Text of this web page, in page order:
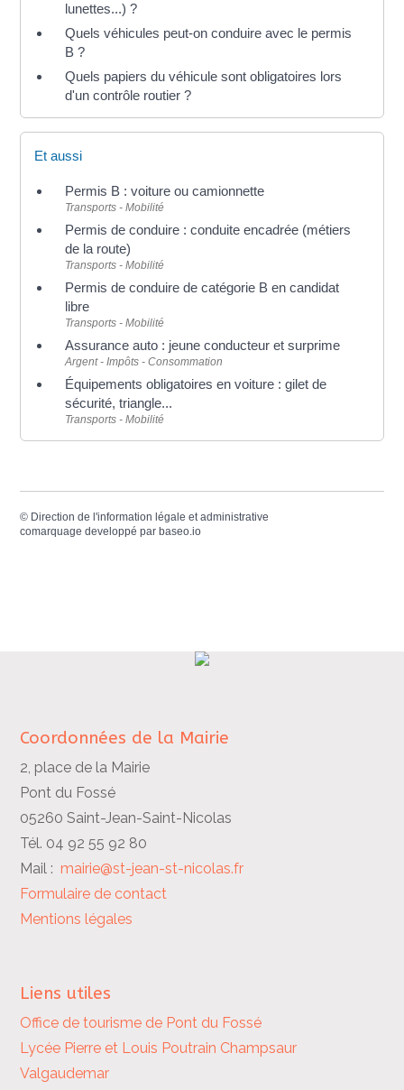
lunettes...) ?
Quels véhicules peut-on conduire avec le permis
B ?
Quels papiers du véhicule sont obligatoires lors
d'un contrôle routier ?
Et aussi
Permis B : voiture ou camionnette
Transports - Mobilité
Permis de conduire : conduite encadrée (métiers
de la route)
Transports - Mobilité
Permis de conduire de catégorie B en candidat
libre
Transports - Mobilité
Assurance auto : jeune conducteur et surprime
Argent - Impôts - Consommation
Équipements obligatoires en voiture : gilet de
sécurité, triangle...
Transports - Mobilité
© Direction de l'information légale et administrative
comarquage developpé parbaseo.io
Coordonnées de la Mairie
2, place de la Mairie
Pont du Fossé
05260 Saint-Jean-Saint-Nicolas
Tél. 04 92 55 92 80
Mail :mairie@st-jean-st-nicolas.fr
Formulaire de contact
Mentions légales
Liens utiles
Office de tourisme de Pont du Fossé
Lycée Pierre et Louis Poutrain Champsaur
Valgaudemar